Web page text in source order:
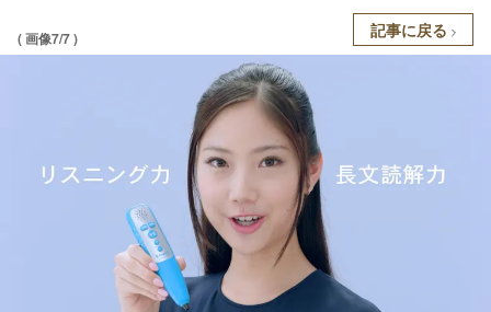
( 画像7/7 ) 記事に戻る